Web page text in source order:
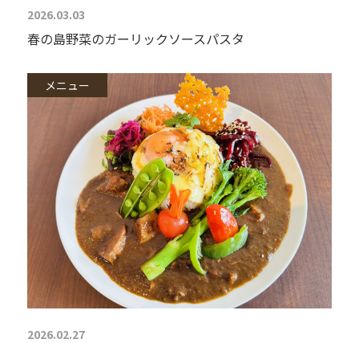
2026.03.03
春の島野菜のガーリックソースパスタ
メニュー
2026.02.27